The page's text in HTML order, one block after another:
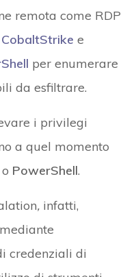
remota come RDP
CobaltStrike e
per enumerare
da esfiltrare.
i privilegi
a quel momento
o PowerShell.
,infatti,
credenziali di